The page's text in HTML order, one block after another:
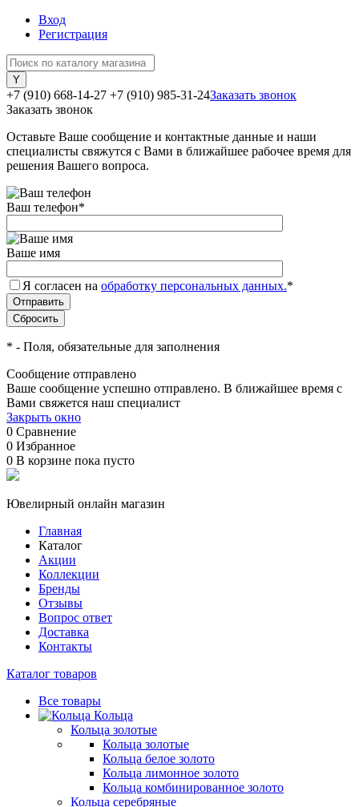
Вход
Регистрация
+7 (910) 668-14-27 +7 (910) 985-31-24Заказать звонок
Заказать звонок
Оставьте Ваше сообщение и контактные данные и наши
специалисты свяжутся с Вами в ближайшее рабочее время для
решения Вашего вопроса.
Ваш телефон*
Ваше имя
Я согласен на обработку персональных данных.*
* - Поля, обязательные для заполнения
Сообщение отправлено
Ваше сообщение успешно отправлено. В ближайшее время с
Вами свяжется наш специалист
Закрыть окно
0 Сравнение
0 Избранное
0 В корзине пока пусто
Ювелирный онлайн магазин
Главная
Каталог
Акции
Коллекции
Бренды
Отзывы
Вопрос ответ
Доставка
Контакты
Каталог товаров
Все товары
Кольца
Кольца золотые
Кольца золотые
Кольца белое золото
Кольца лимонное золото
Кольца комбинированное золото
Кольца серебряные